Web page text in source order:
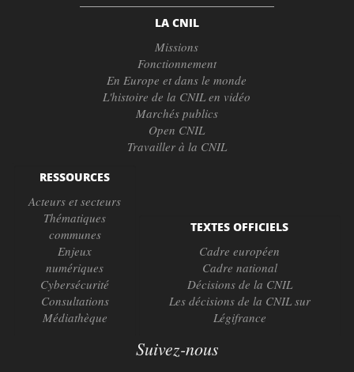
LA CNIL
Missions
Fonctionnement
En Europe et dans le monde
L'histoire de la CNIL en vidéo
Marchés publics
Open CNIL
Travailler à la CNIL
RESSOURCES
Acteurs et secteurs
Thématiques
communes
Enjeux
numériques
Cybersécurité
Consultations
Médiathèque
TEXTES OFFICIELS
Cadre européen
Cadre national
Décisions de la CNIL
Les décisions de la CNIL sur
Légifrance
Suivez-nous